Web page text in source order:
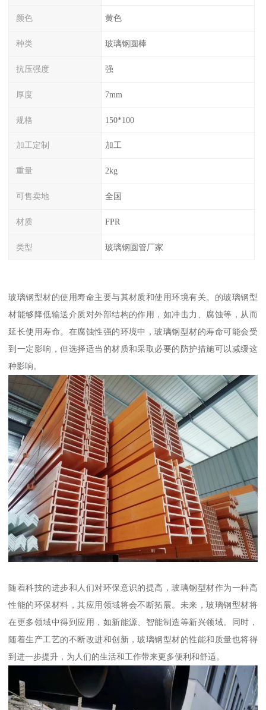
颜色 黄色
种类 玻璃钢圆棒
抗压强度 强
厚度 7mm
规格 150*100
加工定制 加工
重量 2kg
可售卖地 全国
材质 FPR
类型 玻璃钢圆管厂家
玻璃钢型材的使用寿命主要与其材质和使用环境有关。的玻璃钢型
材能够降低输送介质对外部结构的作用，如冲击力、腐蚀等，从而
延长使用寿命。在腐蚀性强的环境中，玻璃钢型材的寿命可能会受
到一定影响，但选择适当的材质和采取必要的防护措施可以减缓这
种影响。
随着科技的进步和人们对环保意识的提高，玻璃钢型材作为一种高
性能的环保材料，其应用领域将会不断拓展。未来，玻璃钢型材将
在更多领域中得到应用，如新能源、智能制造等新兴领域。同时，
随着生产工艺的不断改进和创新，玻璃钢型材的性能和质量也将得
到进一步提升，为人们的生活和工作带来更多便利和舒适。